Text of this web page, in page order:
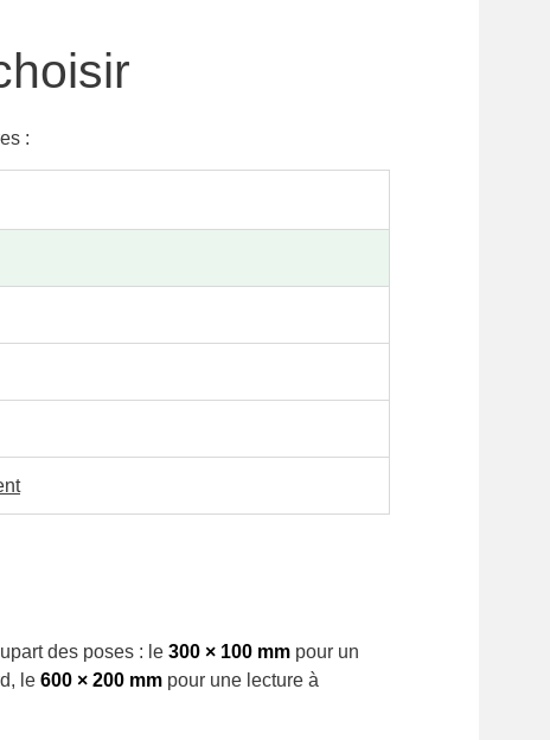
:
des poses : le 300 × 100 mm pour un
le 600 × 200 mm pour une lecture à